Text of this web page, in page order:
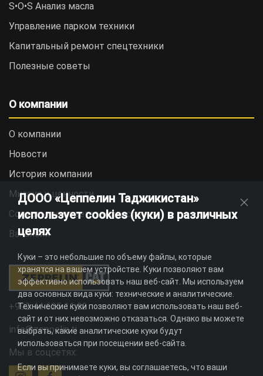
S•O•S Анализ масла
Управление парком техники
Капитальный ремонт спецтехники
Полезные советы
О компании
О компании
Новости
История компании
Миссия и ценности
Социальная ответственность
Вакансии
+992 44 625 11 22
info@zeppelin.tj
Мы в соцсетях:
ДООО «Цеппелин Таджикистан»
использует cookies (куки) в различных
целях
Куки – это небольшие по объему файлы, которые
хранятся на вашем устройстве. Куки позволяют вам
эффективно использовать наш веб-сайт. Мы используем
два основных вида куки: технические и аналитические.
Технические куки позволяют вам использовать наш веб-
сайт и от них невозможно отказаться. Однако вы можете
выбрать, какие аналитические куки будут
использоваться при посещении веб-сайта.
Если вы принимаете куки, вы соглашаетесь, что ваши